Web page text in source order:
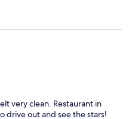
very clean. Restaurant in
drive out and see the stars!